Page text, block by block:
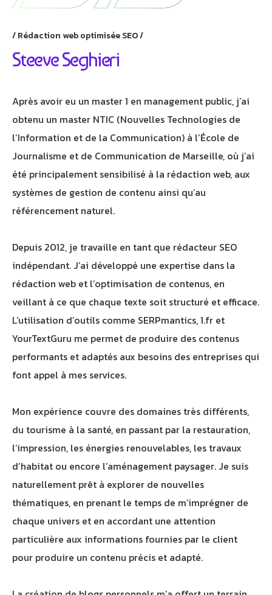
Rédaction web optimisée SEO
Steeve Seghieri
Après avoir eu un master 1 en management public, j’ai
obtenu un master NTIC (Nouvelles Technologies de
l’Information et de la Communication) à l’École de
Journalisme et de Communication de Marseille, où j’ai
été principalement sensibilisé à la rédaction web, aux
systèmes de gestion de contenu ainsi qu’au
référencement naturel.
Depuis 2012, je travaille en tant que rédacteur SEO
indépendant. J’ai développé une expertise dans la
rédaction web et l’optimisation de contenus, en
veillant à ce que chaque texte soit structuré et efficace.
L’utilisation d’outils comme SERPmantics, 1.fr et
YourTextGuru me permet de produire des contenus
performants et adaptés aux besoins des entreprises qui
font appel à mes services.
Mon expérience couvre des domaines très différents,
du tourisme à la santé, en passant par la restauration,
l’impression, les énergies renouvelables, les travaux
d’habitat ou encore l’aménagement paysager. Je suis
naturellement prêt à explorer de nouvelles
thématiques, en prenant le temps de m’imprégner de
chaque univers et en accordant une attention
particulière aux informations fournies par le client
pour produire un contenu précis et adapté.
Athobot
Bienvenue chez Athorus Digital
Je vous oriente vers la meilleure solution pour votre
projet.
Dites-moi votre objectif ou choisissez un raccourci ci-
dessous :